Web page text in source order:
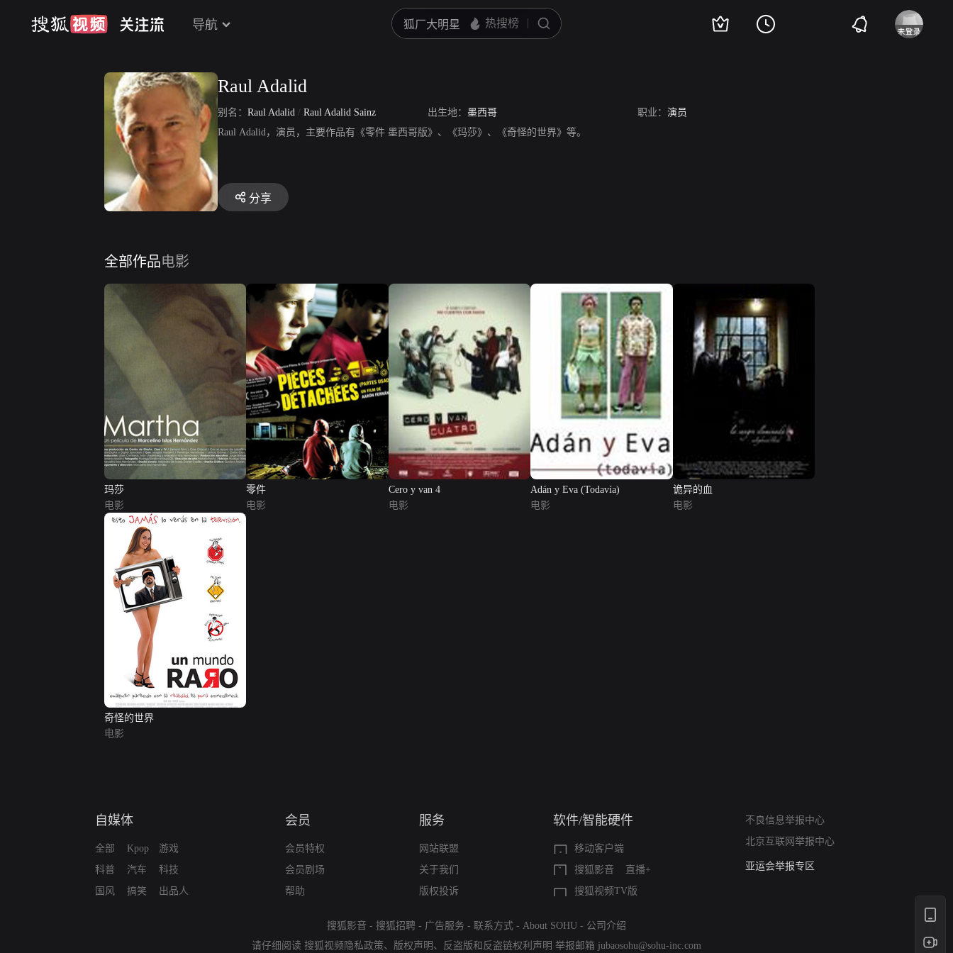
导航
Raul Adalid
别名： Raul Adalid / Raul Adalid Sainz 出生地： 墨西哥 职业： 演员
Raul Adalid，演员，主要作品有《零件 墨西哥版》、《玛莎》、《奇怪的世界》等。
分享
全部作品电影
玛莎
电影
零件
电影
Cero y van 4
电影
Adán y Eva (Todavía)
电影
诡异的血
电影
奇怪的世界
电影
自媒体
全部
科普
国风
Kpop
汽车
搞笑
游戏
科技
出品人
会员
会员特权
会员剧场
帮助
服务
网站联盟
关于我们
版权投诉
软件/智能硬件
移动客户端
搜狐影音
直播+
搜狐视频TV版
不良信息举报中心
北京互联网举报中心
12318 文化市场举报
算法推荐专项举报
涉历史虚无举报
搜狐影音 - 搜狐招聘 - 广告服务 - 联系方式 - About SOHU - 公司介绍
请仔细阅读 搜狐视频隐私政策、 版权声明 、 反盗版和反盗链权利声明 举报邮箱 jubaosohu@sohu-inc.com